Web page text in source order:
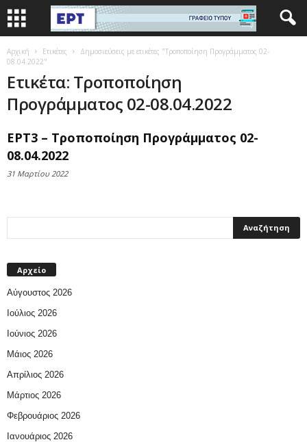
Αρχική Ετικέτες
Δημοσιεύσεις με ετικέτες "Τροποποίηση Προγράμματος 02-
08.04.2022"
Ετικέτα: Τροποποίηση
Προγράμματος 02-08.04.2022
ΕΡΤ3 – Τροποποίηση Προγράμματος 02-
08.04.2022
31 Μαρτίου 2022
Αρχείο
Αύγουστος 2026
Ιούλιος 2026
Ιούνιος 2026
Μάιος 2026
Απρίλιος 2026
Μάρτιος 2026
Φεβρουάριος 2026
Ιανουάριος 2026